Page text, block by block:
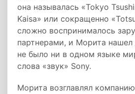
она называлась «Tokyo
Kaisa» или сокращенно
сложно воспринималось
партнерами, и Морита нашел
не было ни в одном языке
слова «звук» Sony.
Морита возглавлял